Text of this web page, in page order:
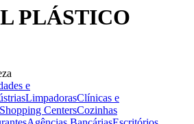
PLÁSTICO
e
LimpadorasClínicas e
Shopping CentersCozinhas